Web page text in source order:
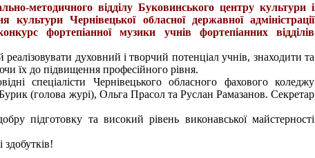
методичного відділу Буковинського центру культури і
Чернівецької обласної державної адміністрації
фортепіанної музики учнів фортепіанних відділів
духовний і творчий потенціал учнів, знаходити та
їх до підвищення професійного рівня.
спеціалісти Чернівецького обласного фахового коледжу
(голова журі), Ольга Прасол та Руслан Рамазанов. Секретар
підготовку та високий рівень виконавської майстерності